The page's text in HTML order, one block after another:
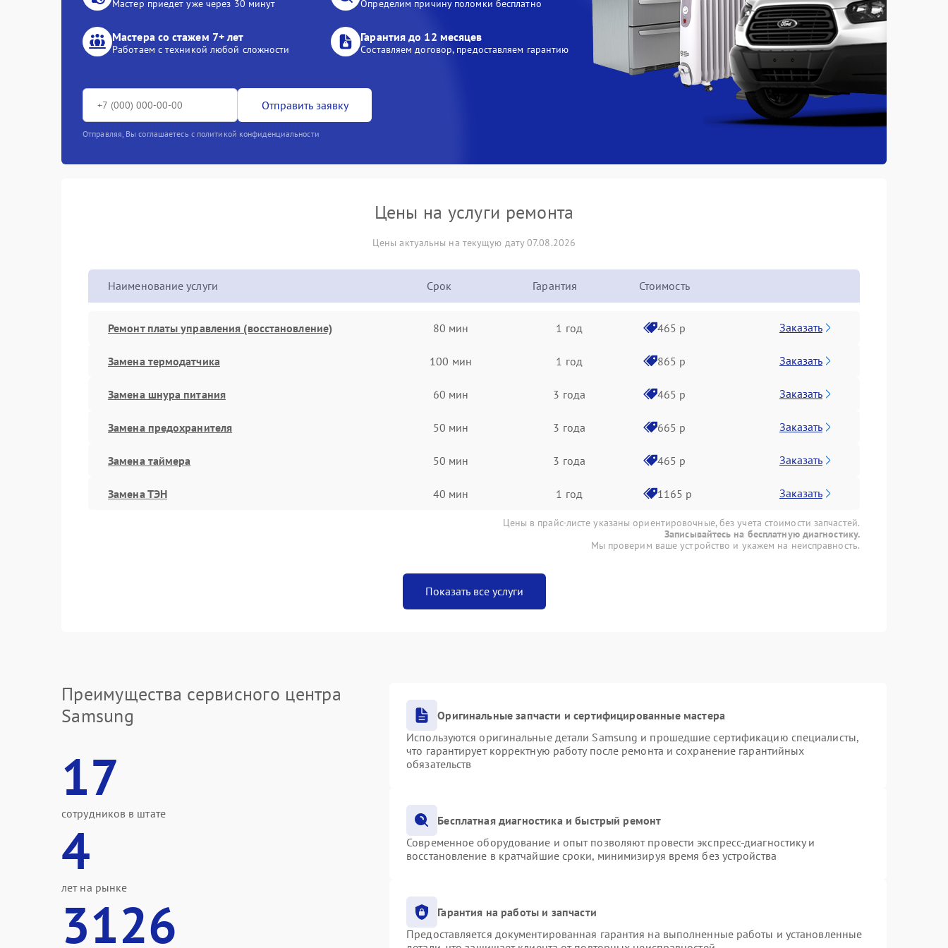
Мастер приедет уже через 30 минут Определим причину поломки бесплатно
Мастера со стажем 7+ лет
Работаем с техникой любой сложности
Гарантия до 12 месяцев
Составляем договор, предоставляем гарантию
Отправить заявку
Отправляя, Вы соглашаетесь с политикой конфиденциальности
Цены на услуги ремонта
Цены актуальны на текущую дату 07.08.2026
Наименование услуги Срок Гарантия Стоимость
Ремонт платы управления (восстановление) 80 мин 1 год 465 р Заказать
Замена термодатчика 100 мин 1 год 865 р Заказать
Замена шнура питания 60 мин 3 года 465 р Заказать
Замена предохранителя 50 мин 3 года 665 р Заказать
Замена таймера 50 мин 3 года 465 р Заказать
Замена ТЭН 40 мин 1 год 1165 р Заказать
Цены в прайс-листе указаны ориентировочные, без учета стоимости запчастей.
Записывайтесь на бесплатную диагностику.
Мы проверим ваше устройство и укажем на неисправность.
Показать все услуги
Преимущества сервисного центра
Samsung
17
сотрудников в штате
4
лет на рынке
3126
Оригинальные запчасти и сертифицированные мастера
Используются оригинальные детали Samsung и прошедшие сертификацию специалисты,
что гарантирует корректную работу после ремонта и сохранение гарантийных
обязательств
Бесплатная диагностика и быстрый ремонт
Современное оборудование и опыт позволяют провести экспресс-диагностику и
восстановление в кратчайшие сроки, минимизируя время без устройства
Гарантия на работы и запчасти
Предоставляется документированная гарантия на выполненные работы и установленные